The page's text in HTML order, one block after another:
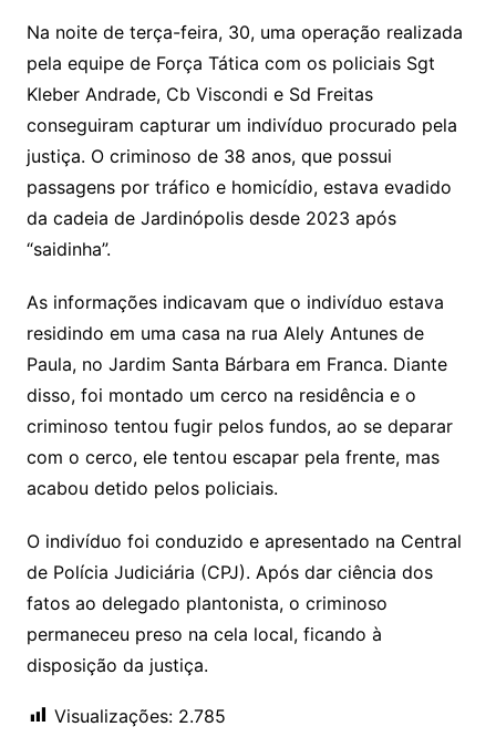
Na noite de terça-feira, 30, uma operação realizada
pela equipe de Força Tática com os policiais Sgt
Kleber Andrade, Cb Viscondi e Sd Freitas
conseguiram capturar um indivíduo procurado pela
justiça. O criminoso de 38 anos, que possui
passagens por tráfico e homicídio, estava evadido
da cadeia de Jardinópolis desde 2023 após
“saidinha”.
As informações indicavam que o indivíduo estava
residindo em uma casa na rua Alely Antunes de
Paula, no Jardim Santa Bárbara em Franca. Diante
disso, foi montado um cerco na residência e o
criminoso tentou fugir pelos fundos, ao se deparar
com o cerco, ele tentou escapar pela frente, mas
acabou detido pelos policiais.
O indivíduo foi conduzido e apresentado na Central
de Polícia Judiciária (CPJ). Após dar ciência dos
fatos ao delegado plantonista, o criminoso
permaneceu preso na cela local, ficando à
disposição da justiça.
Visualizações: 2.785